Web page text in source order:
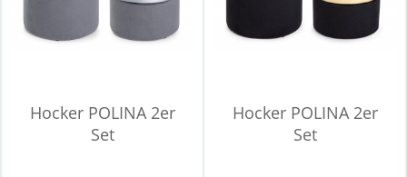
Hocker POLINA 2er
Set
Hocker POLINA 2er
Set